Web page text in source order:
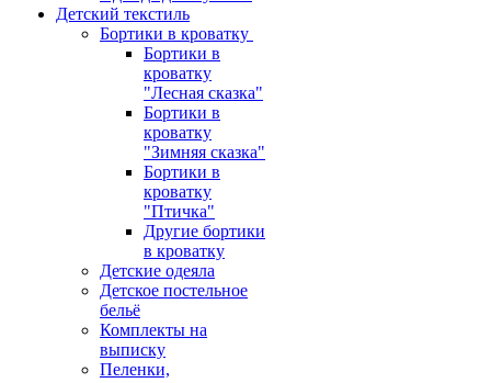
Детский текстиль
Бортики в кроватку
Бортики в
кроватку
"Лесная сказка"
Бортики в
кроватку
"Зимняя сказка"
Бортики в
кроватку
"Птичка"
Другие бортики
в кроватку
Детские одеяла
Детское постельное
бельё
Комплекты на
выписку
Пеленки,